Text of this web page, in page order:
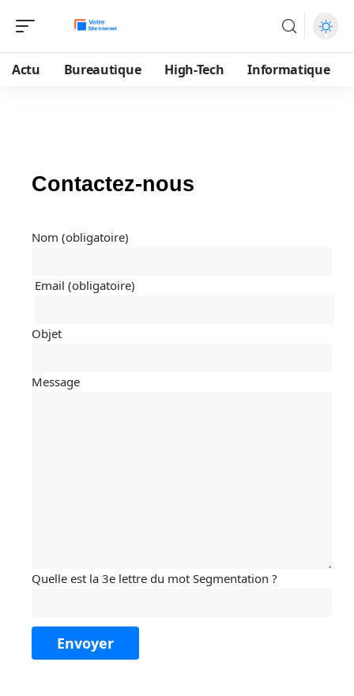
Actu Bureautique High-Tech Informatique
Contactez-nous
Nom (obligatoire)
Email (obligatoire)
Objet
Message
Quelle est la 3e lettre du mot Segmentation ?